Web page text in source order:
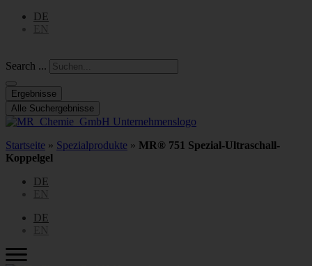
DE
Search ...
Ergebnisse
Alle Suchergebnisse
Startseite » Spezialprodukte » MR® 751 Spezial-Ultraschall-
Koppelgel
DE
DE